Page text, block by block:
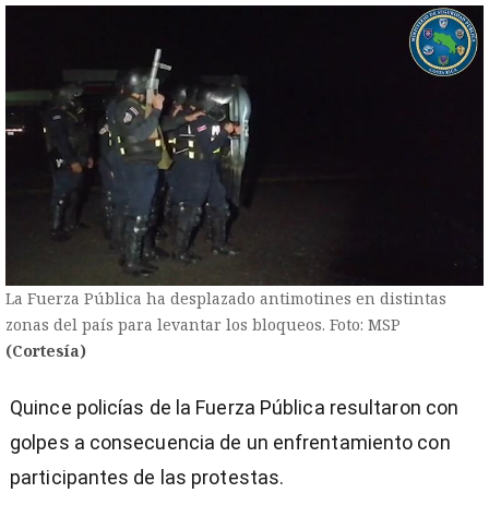
La Fuerza Pública ha desplazado antimotines en distintas
zonas del país para levantar los bloqueos. Foto: MSP
(Cortesía)
Quince policías de la Fuerza Pública resultaron con
golpes a consecuencia de un enfrentamiento con
participantes de las protestas.